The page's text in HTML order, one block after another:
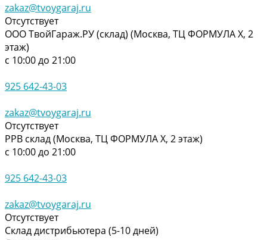
zakaz@tvoygaraj.ru
Отсутствует
ООО ТвойГараж.РУ (склад) (Москва, ТЦ ФОРМУЛА Х, 2
этаж)
с 10:00 до 21:00
925 642-43-03
zakaz@tvoygaraj.ru
Отсутствует
РРВ склад (Москва, ТЦ ФОРМУЛА Х, 2 этаж)
с 10:00 до 21:00
925 642-43-03
zakaz@tvoygaraj.ru
Отсутствует
Склад дистрибьютера (5-10 дней)